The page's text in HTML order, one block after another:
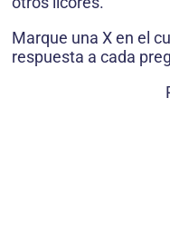
Marque una X en el
respuesta a cada